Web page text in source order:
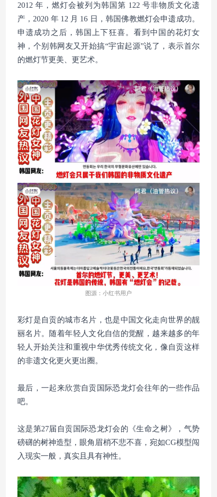
2012 年，燃灯会被列为韩国第 122 号非物质文化遗
产，2020 年 12 月 16 日，韩国佛教燃灯会申遗成功。
申遗成功之后，韩国上下狂喜。看到中国的花灯女
神，个别韩网友又开始搞“宇宙起源”说了，表示首尔
的燃灯节更美、更艺术。
图源：小红书用户
彩灯是自贡的城市名片，也是中国文化走向世界的靓
丽名片。随着年轻人文化自信的觉醒，越来越多的年
轻人开始关注和重视中华优秀传统文化，像自贡这样
的非遗文化更火更出圈。
最后，一起来欣赏自贡国际恐龙灯会往年的一些作品
吧。
这是第27届自贡国际恐龙灯会的《生命之树》，气势
磅礴的树神造型，眼角眉梢不悲不喜，宛如CG模型闯
入现实一般，真实且具有神性。